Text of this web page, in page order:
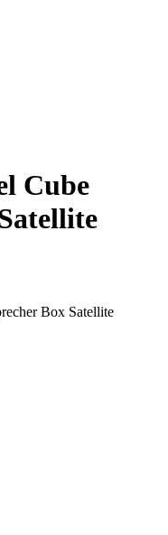
Cube
Box Satellite